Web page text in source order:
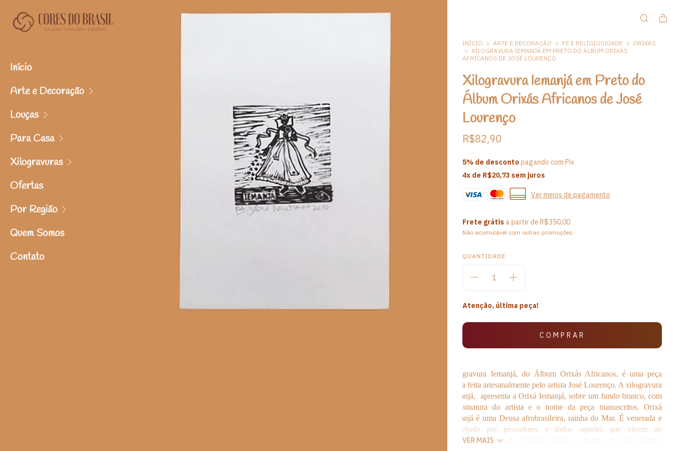
Início
Arte e Decoração
Louças
Para Casa
Xilogravuras
Ofertas
Por Região
Quem Somos
Contato
INÍCIO > ARTE E DECORAÇÃO > FÉ E RELIGIOSIDADE > ORIXÁS
> XILOGRAVURA IEMANJÁ EM PRETO DO ÁLBUM ORIXÁS
AFRICANOS DE JOSÉ LOURENÇO
Xilogravura Iemanjá em Preto do
Álbum Orixás Africanos de José
Lourenço
R$82,90
5% de desconto pagando com Pix
4x de R$20,73 sem juros
Ver meios de pagamento
Frete grátis a partir deR$350,00
Não acumulável com outras promoções
QUANTIDADE
Atenção, última peça!
Xilogravura Iemanjá, do Álbum Orixás Africanos, é uma peça
única feita artesanalmente pelo artista José Lourenço. A xilogravura
Iemanjá, apresenta a Orixá Iemanjá, sobre um fundo branco, com
a assinatura do artista e o nome da peça manuscritos. Orixá
Iemanjá é uma Deusa afrobrasileira, rainha do Mar. É venerada e
respeitada por pescadores e todos aqueles que vivem no
mar.Segunda a lenda, Iemanjá decide o destino de quem adentra
VER MAIS